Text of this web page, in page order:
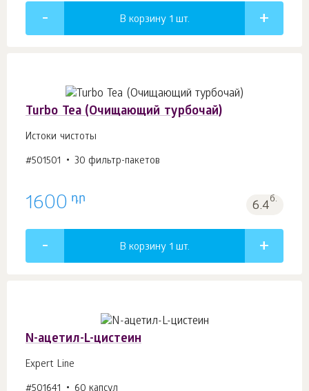
В корзину 1 шт.
Turbo Tea (Очищающий турбочай)
Истоки чистоты
#501501 30 фильтр-пакетов
1600 դր 6.4б.
В корзину 1 шт.
N-ацетил-L-цистеин
Expert Line